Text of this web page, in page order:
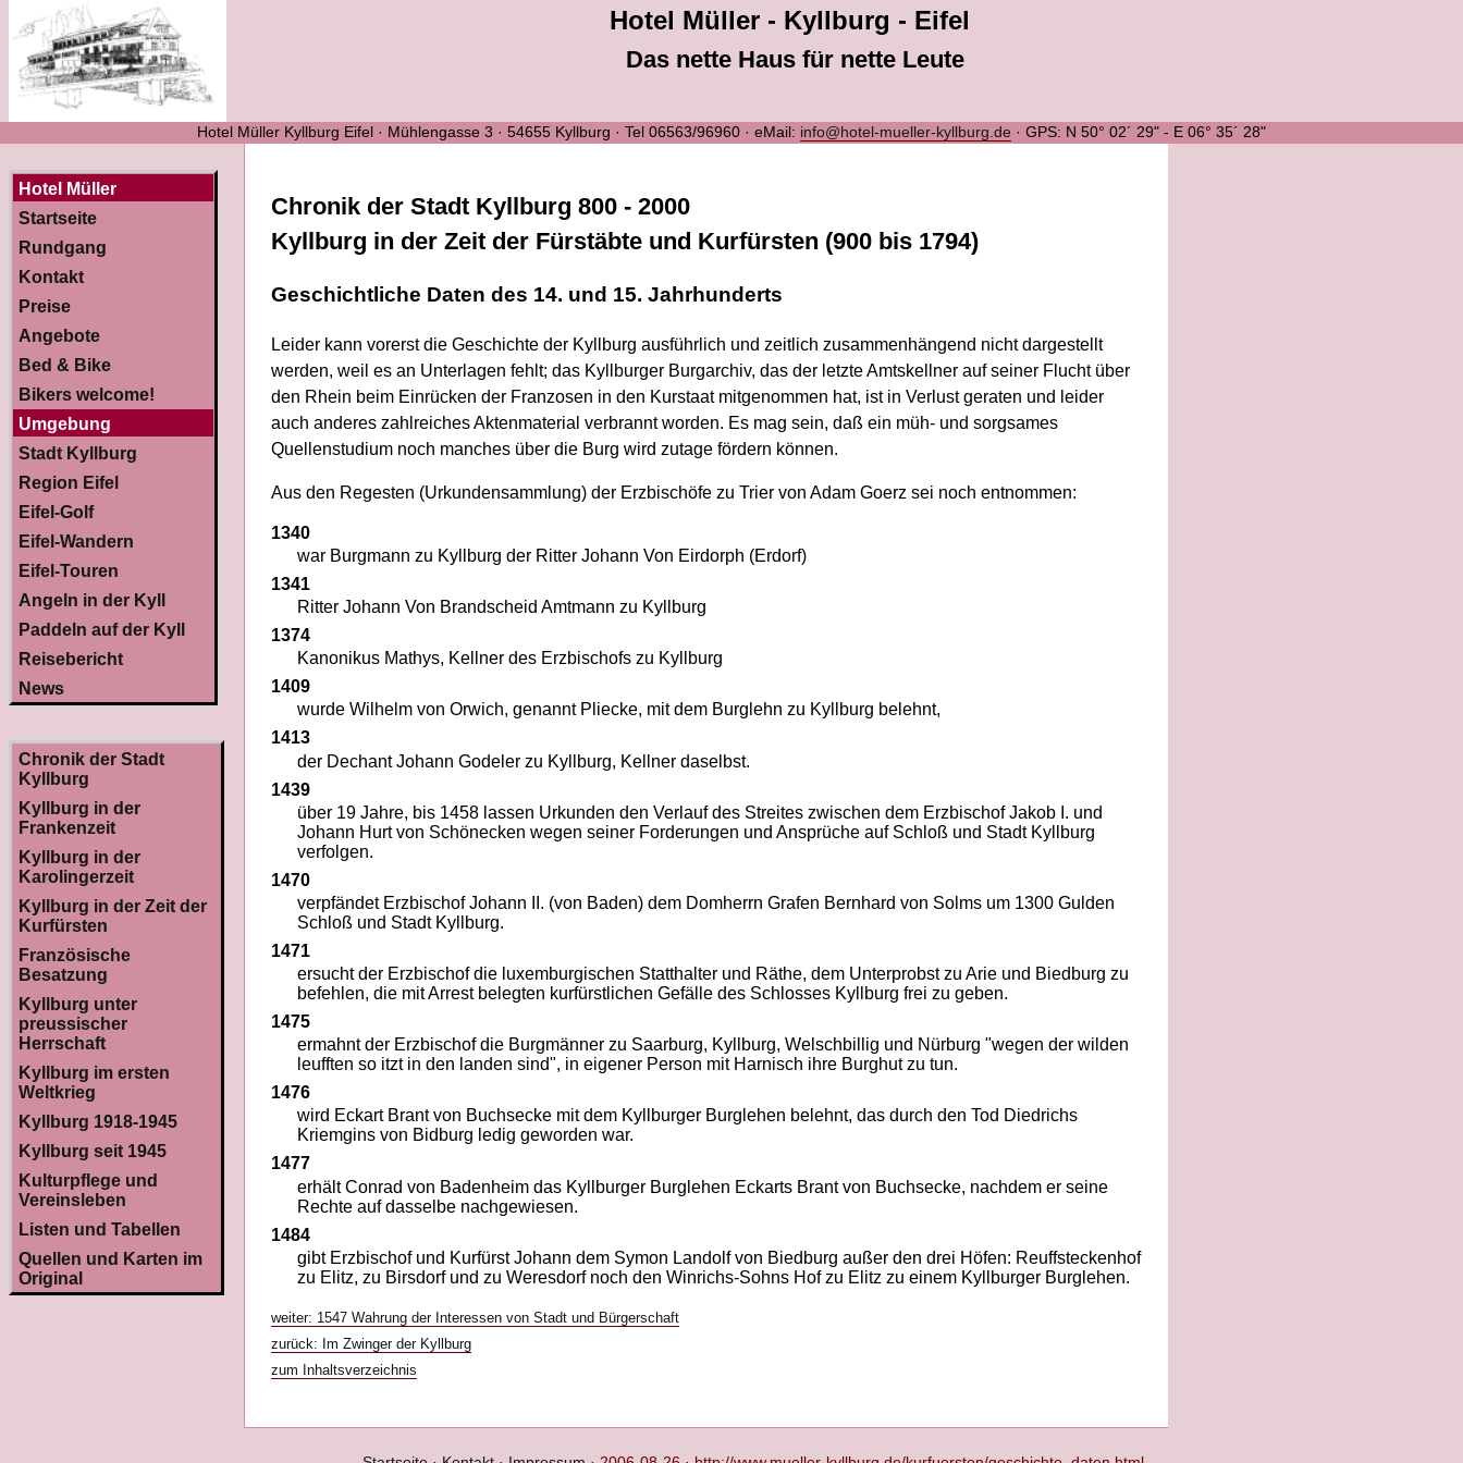
Hotel Müller - Kyllburg - Eifel
Das nette Haus für nette Leute
Hotel Müller Kyllburg Eifel · Mühlengasse 3 · 54655 Kyllburg · Tel 06563/96960 · eMail: info@hotel-mueller-kyllburg.de · GPS: N 50° 02´ 29" - E 06° 35´ 28"
Hotel Müller
Startseite
Rundgang
Kontakt
Preise
Angebote
Bed & Bike
Bikers welcome!
Umgebung
Stadt Kyllburg
Region Eifel
Eifel-Golf
Eifel-Wandern
Eifel-Touren
Angeln in der Kyll
Paddeln auf der Kyll
Reisebericht
News
Chronik der Stadt
Kyllburg
Kyllburg in der
Frankenzeit
Kyllburg in der
Karolingerzeit
Kyllburg in der Zeit der
Kurfürsten
Französische
Besatzung
Kyllburg unter
preussischer
Herrschaft
Kyllburg im ersten
Weltkrieg
Kyllburg 1918-1945
Kyllburg seit 1945
Kulturpflege und
Vereinsleben
Listen und Tabellen
Quellen und Karten im
Original
Chronik der Stadt Kyllburg 800 - 2000
Kyllburg in der Zeit der Fürstäbte und Kurfürsten (900 bis 1794)
Geschichtliche Daten des 14. und 15. Jahrhunderts
Leider kann vorerst die Geschichte der Kyllburg ausführlich und zeitlich zusammenhängend nicht dargestellt
werden, weil es an Unterlagen fehlt; das Kyllburger Burgarchiv, das der letzte Amtskellner auf seiner Flucht über
den Rhein beim Einrücken der Franzosen in den Kurstaat mitgenommen hat, ist in Verlust geraten und leider
auch anderes zahlreiches Aktenmaterial verbrannt worden. Es mag sein, daß ein müh- und sorgsames
Quellenstudium noch manches über die Burg wird zutage fördern können.
Aus den Regesten (Urkundensammlung) der Erzbischöfe zu Trier von Adam Goerz sei noch entnommen:
1340
war Burgmann zu Kyllburg der Ritter Johann Von Eirdorph (Erdorf)
1341
Ritter Johann Von Brandscheid Amtmann zu Kyllburg
1374
Kanonikus Mathys, Kellner des Erzbischofs zu Kyllburg
1409
wurde Wilhelm von Orwich, genannt Pliecke, mit dem Burglehn zu Kyllburg belehnt,
1413
der Dechant Johann Godeler zu Kyllburg, Kellner daselbst.
1439
über 19 Jahre, bis 1458 lassen Urkunden den Verlauf des Streites zwischen dem Erzbischof Jakob I. und
Johann Hurt von Schönecken wegen seiner Forderungen und Ansprüche auf Schloß und Stadt Kyllburg
verfolgen.
1470
verpfändet Erzbischof Johann II. (von Baden) dem Domherrn Grafen Bernhard von Solms um 1300 Gulden
Schloß und Stadt Kyllburg.
1471
ersucht der Erzbischof die luxemburgischen Statthalter und Räthe, dem Unterprobst zu Arie und Biedburg zu
befehlen, die mit Arrest belegten kurfürstlichen Gefälle des Schlosses Kyllburg frei zu geben.
1475
ermahnt der Erzbischof die Burgmänner zu Saarburg, Kyllburg, Welschbillig und Nürburg "wegen der wilden
leufften so itzt in den landen sind", in eigener Person mit Harnisch ihre Burghut zu tun.
1476
wird Eckart Brant von Buchsecke mit dem Kyllburger Burglehen belehnt, das durch den Tod Diedrichs
Kriemgins von Bidburg ledig geworden war.
1477
erhält Conrad von Badenheim das Kyllburger Burglehen Eckarts Brant von Buchsecke, nachdem er seine
Rechte auf dasselbe nachgewiesen.
1484
gibt Erzbischof und Kurfürst Johann dem Symon Landolf von Biedburg außer den drei Höfen: Reuffsteckenhof
zu Elitz, zu Birsdorf und zu Weresdorf noch den Winrichs-Sohns Hof zu Elitz zu einem Kyllburger Burglehen.
weiter: 1547 Wahrung der Interessen von Stadt und Bürgerschaft
zurück: Im Zwinger der Kyllburg
zum Inhaltsverzeichnis